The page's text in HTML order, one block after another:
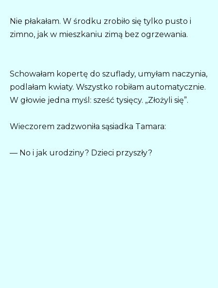
Nie płakałam. W środku zrobiło się tylko pusto i
zimno, jak w mieszkaniu zimą bez ogrzewania.
Schowałam kopertę do szuflady, umyłam naczynia,
podlałam kwiaty. Wszystko robiłam automatycznie.
W głowie jedna myśl: sześć tysięcy. „Złożyli się”.
Wieczorem zadzwoniła sąsiadka Tamara:
— No i jak urodziny? Dzieci przyszły?